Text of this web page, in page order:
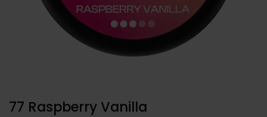
77 Raspberry Vanilla